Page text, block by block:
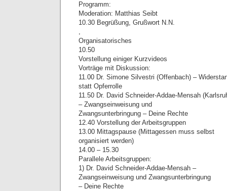
Programm:
Moderation: Matthias Seibt
10.30 Begrüßung, Grußwort N.N.
,
Organisatorisches
10.50
Vorstellung einiger Kurzvideos
Vorträge mit Diskussion:
11.00 Dr. Simone Silvestri (Offenbach) –
statt Opferrolle
11.50 Dr. David Schneider-Addae-Mensah
– Zwangseinweisung und
Zwangsunterbringung – Deine Rechte
12.40 Vorstellung der Arbeitsgruppen
13.00 Mittagspause (Mittagessen muss selbst
organisiert werden)
14.00 – 15.30
Parallele Arbeitsgruppen:
1) Dr. David Schneider-Addae-Mensah –
Zwangseinweisung und Zwangsunterbringung
– Deine Rechte